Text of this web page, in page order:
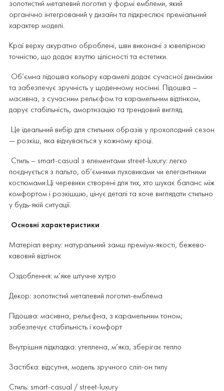
золотистий металевий логотип у формі емблеми, який
органічно інтегрований у дизайн та підкреслює преміальний
характер моделі.
Краї верху акуратно оброблені, шви виконані з ювелірною
точністю, що додає взуттю цілісності та естетики.
Об’ємна підошва кольору карамелі додає сучасної динаміки
та забезпечує зручність у щоденному носінні. Підошва –
масивна, з сучасним рельєфом та карамельним відтінком,
дарує стабільність, амортизацію та трендовий вигляд.
Це ідеальний вибір для стильних образів у прохолодний сезон
— розкіш, яка відчувається у кожному кроці.
Стиль – smart-casual з елементами street-luxury: легко
поєднується з пальто, об’ємними пуховиками чи елегантними
костюмами.Ці черевики створені для тих, хто шукає баланс між
комфортом і розкішшю, цінує деталі та хоче виглядати стильно
у будь-якій ситуації.
Основні характеристики
Матеріал верху: натуральний замш преміум-якості, бежево-
кавовий відтінок
Оздоблення: м’яке штучне хутро
Декор: золотистий металевий логотип-емблема
Підошва: масивна, рельєфна, з карамельним тоном;
забезпечує стабільність і комфорт
Внутрішня підкладка: утеплена, м’яка, зберігає тепло
Застібка: відсутня, модель зручного сліп-он типу
Стиль: smart-casual / street-luxury